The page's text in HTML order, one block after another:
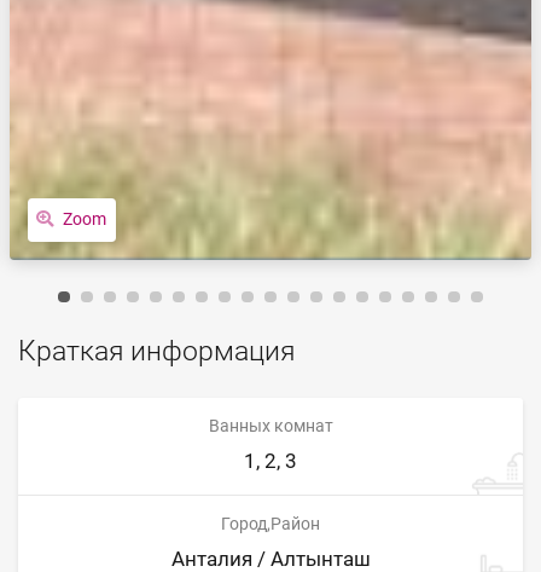
Zoom
Краткая информация
Ванных комнат
1, 2, 3
Город,Район
Анталия / Алтынташ